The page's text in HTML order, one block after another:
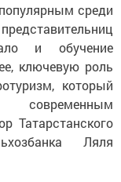
среди
и обучение
ключевую роль
который
Татарстанского
Ляля